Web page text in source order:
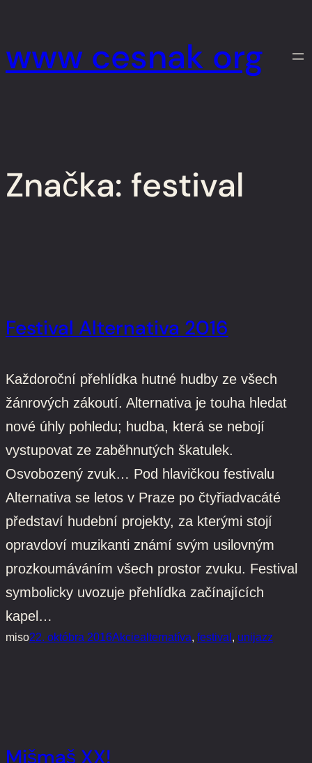
obsah
www cesnak org
Značka: festival
Festival Alternativa 2016
Každoroční přehlídka hutné hudby ze všech
žánrových zákoutí. Alternativa je touha hledat
nové úhly pohledu; hudba, která se nebojí
vystupovat ze zaběhnutých škatulek.
Osvobozený zvuk… Pod hlavičkou festivalu
Alternativa se letos v Praze po čtyřiadvacáté
představí hudební projekty, za kterými stojí
opravdoví muzikanti známí svým usilovným
prozkoumáváním všech prostor zvuku. Festival
symbolicky uvozuje přehlídka začínajících
kapel…
miso22. októbra 2016Akciealternatíva, festival , unijazz
Mišmaš XX!